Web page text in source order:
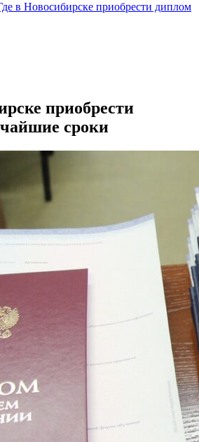
в Новосибирске приобрести диплом
приобрести
сроки